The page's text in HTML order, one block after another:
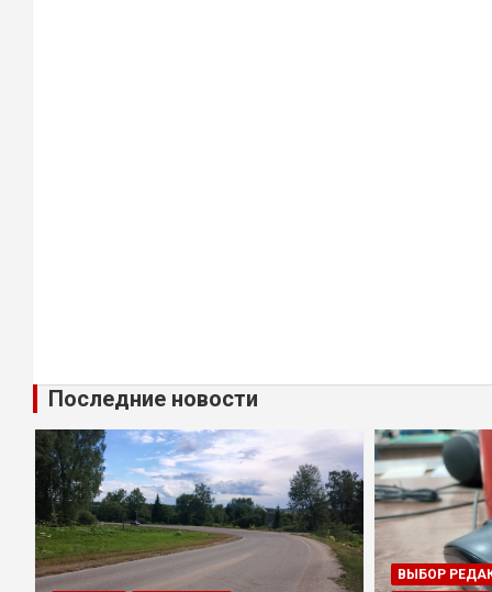
Последние новости
ВЫБОР